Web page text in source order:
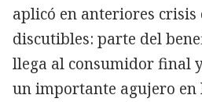
aplicó en anteriores crisis
discutibles: parte del
llega al consumidor final
un importante agujero en